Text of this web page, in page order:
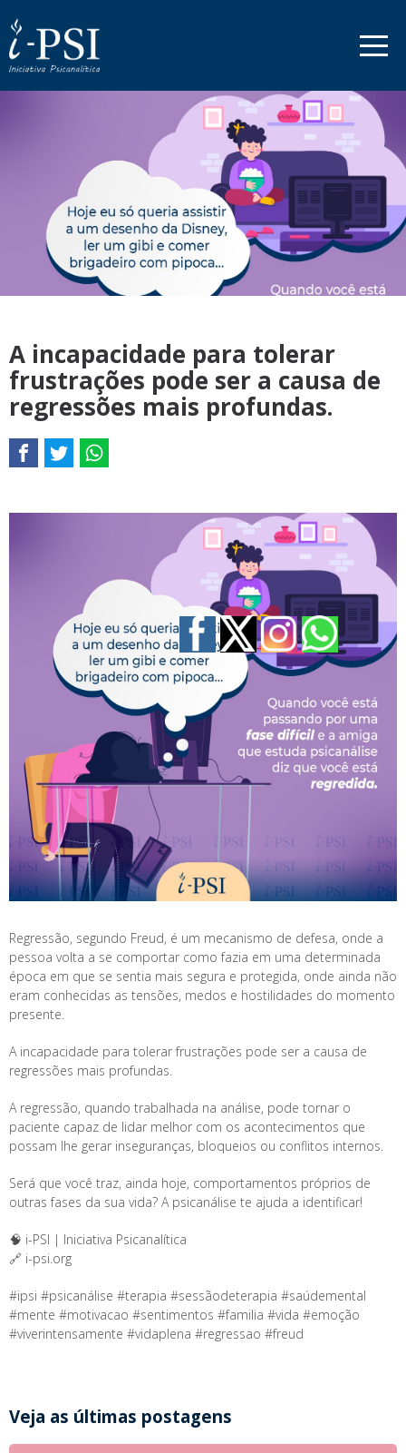
A incapacidade para tolerar
frustrações pode ser a causa de
regressões mais profundas.
Regressão, segundo Freud, é um mecanismo de defesa, onde a
pessoa volta a se comportar como fazia em uma determinada
época em que se sentia mais segura e protegida, onde ainda não
eram conhecidas as tensões, medos e hostilidades do momento
presente.
A incapacidade para tolerar frustrações pode ser a causa de
regressões mais profundas.
A regressão, quando trabalhada na análise, pode tornar o
paciente capaz de lidar melhor com os acontecimentos que
possam lhe gerar inseguranças, bloqueios ou conflitos internos.
Será que você traz, ainda hoje, comportamentos próprios de
outras fases da sua vida? A psicanálise te ajuda a identificar!
🧠 i-PSI | Iniciativa Psicanalítica
🔗 i-psi.org
#ipsi #psicanálise #terapia #sessãodeterapia #saúdemental
#mente #motivacao #sentimentos #familia #vida #emoção
#viverintensamente #vidaplena #regressao #freud
Veja as últimas postagens